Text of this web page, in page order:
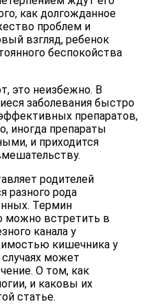
как долгожданное
проблем и
взгляд, ребенок
беспокойства
это неизбежно. В
заболевания быстро
препаратов,
иногда препараты
и приходится
родителей
разного рода
Термин
можно встретить в
канала у
кишечника у
может
О том, как
и каковы их
статье.